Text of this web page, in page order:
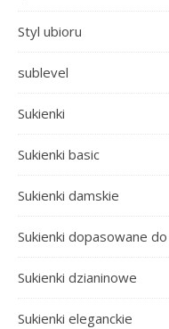
Styl ubioru
sublevel
Sukienki
Sukienki basic
Sukienki damskie
Sukienki dopasowane
Sukienki dzianinowe
Sukienki eleganckie